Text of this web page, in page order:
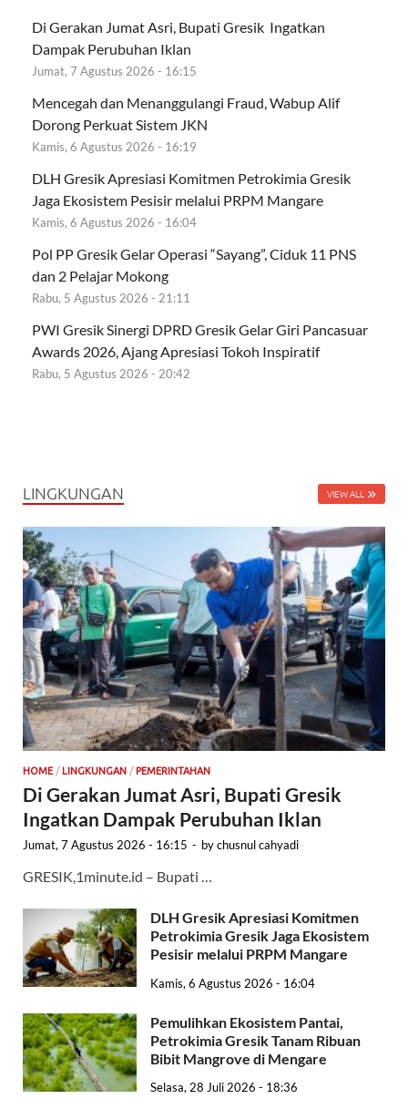
Di Gerakan Jumat Asri, Bupati Gresik Ingatkan
Dampak Perubuhan Iklan
Jumat, 7 Agustus 2026 - 16:15
Mencegah dan Menanggulangi Fraud, Wabup Alif
Dorong Perkuat Sistem JKN
Kamis, 6 Agustus 2026 - 16:19
DLH Gresik Apresiasi Komitmen Petrokimia Gresik
Jaga Ekosistem Pesisir melalui PRPM Mangare
Kamis, 6 Agustus 2026 - 16:04
Pol PP Gresik Gelar Operasi “Sayang”, Ciduk 11 PNS
dan 2 Pelajar Mokong
Rabu, 5 Agustus 2026 - 21:11
PWI Gresik Sinergi DPRD Gresik Gelar Giri Pancasuar
Awards 2026, Ajang Apresiasi Tokoh Inspiratif
Rabu, 5 Agustus 2026 - 20:42
LINGKUNGAN VIEW ALL
HOME / LINGKUNGAN / PEMERINTAHAN
Di Gerakan Jumat Asri, Bupati Gresik
Ingatkan Dampak Perubuhan Iklan
Jumat, 7 Agustus 2026 - 16:15 - bychusnul cahyadi
GRESIK,1minute.id – Bupati …
DLH Gresik Apresiasi Komitmen
Petrokimia Gresik Jaga Ekosistem
Pesisir melalui PRPM Mangare
Kamis, 6 Agustus 2026 - 16:04
Pemulihkan Ekosistem Pantai,
Petrokimia Gresik Tanam Ribuan
Bibit Mangrove di Mengare
Selasa, 28 Juli 2026 - 18:36